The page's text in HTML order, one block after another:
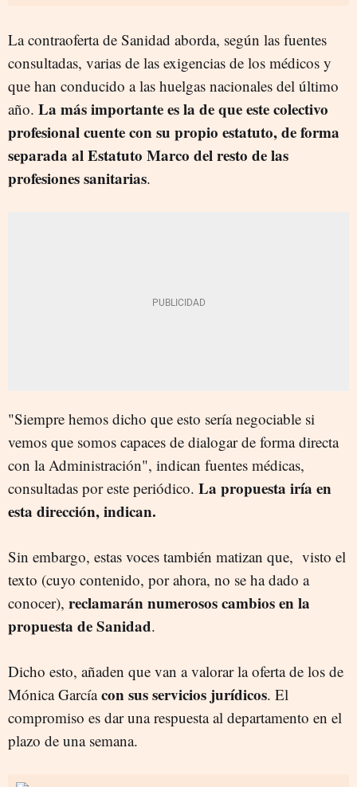
La contraoferta de Sanidad aborda, según las fuentes
consultadas, varias de las exigencias de los médicos y
que han conducido a las huelgas nacionales del último
año. La más importante es la de que este colectivo
profesional cuente con su propio estatuto, de forma
separada al Estatuto Marco del resto de las
profesiones sanitarias.
"Siempre hemos dicho que esto sería negociable si
vemos que somos capaces de dialogar de forma directa
con la Administración", indican fuentes médicas,
consultadas por este periódico. La propuesta iría en
esta dirección, indican.
Sin embargo, estas voces también matizan que, visto el
texto (cuyo contenido, por ahora, no se ha dado a
conocer), reclamarán numerosos cambios en la
propuesta de Sanidad.
Dicho esto, añaden que van a valorar la oferta de los de
Mónica Garcíacon sus servicios jurídicos. El
compromiso es dar una respuesta al departamento en el
plazo de una semana.